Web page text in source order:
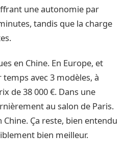
une autonomie par
tandis que la charge
en Chine. En Europe, et
avec 3 modèles, à
de 38 000 €. Dans une
au salon de Paris.
Ça reste, bien entendu
bien meilleur.